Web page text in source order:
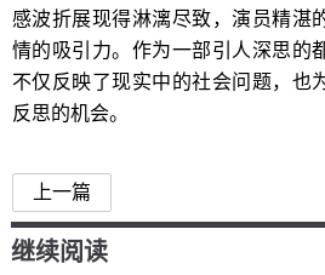
感波折展现得淋漓尽致，演员精湛
情的吸引力。作为一部引人深思的
不仅反映了现实中的社会问题，也
反思的机会。
上一篇
继续阅读